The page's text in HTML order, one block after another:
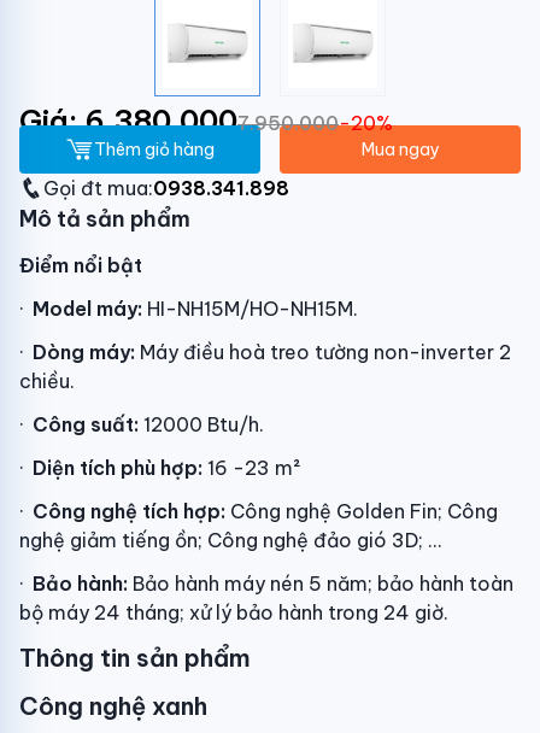
Giá: 6.380.0007.950.000-20%
Thêm giỏ hàng Mua ngay
Gọi đt mua:0938.341.898
Mô tả sản phẩm
Điểm nổi bật
· Model máy: HI-NH15M/HO-NH15M.
· Dòng máy: Máy điều hoà treo tường non-inverter 2
chiều.
· Công suất: 12000 Btu/h.
· Diện tích phù hợp: 16 -23 m²
· Công nghệ tích hợp: Công nghệ Golden Fin; Công
nghệ giảm tiếng ồn; Công nghệ đảo gió 3D; ...
· Bảo hành: Bảo hành máy nén 5 năm; bảo hành toàn
bộ máy 24 tháng; xử lý bảo hành trong 24 giờ.
Thông tin sản phẩm
Công nghệ xanh